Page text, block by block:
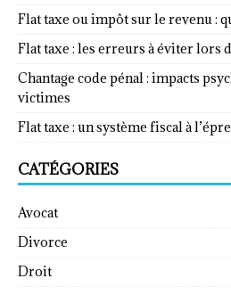
Flat taxe ou impôt sur le revenu :
Flat taxe : les erreurs à éviter lors
Chantage code pénal : impacts
victimes
Flat taxe : un système fiscal à
CATÉGORIES
Avocat
Divorce
Droit